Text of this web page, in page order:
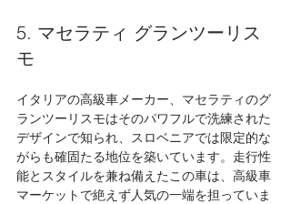
5. マセラティ グランツーリス
モ
イタリアの高級車メーカー、マセラティのグ
ランツーリスモはそのパワフルで洗練された
デザインで知られ、スロベニアでは限定的な
がらも確固たる地位を築いています。走行性
能とスタイルを兼ね備えたこの車は、高級車
マーケットで絶えず人気の一端を担っていま